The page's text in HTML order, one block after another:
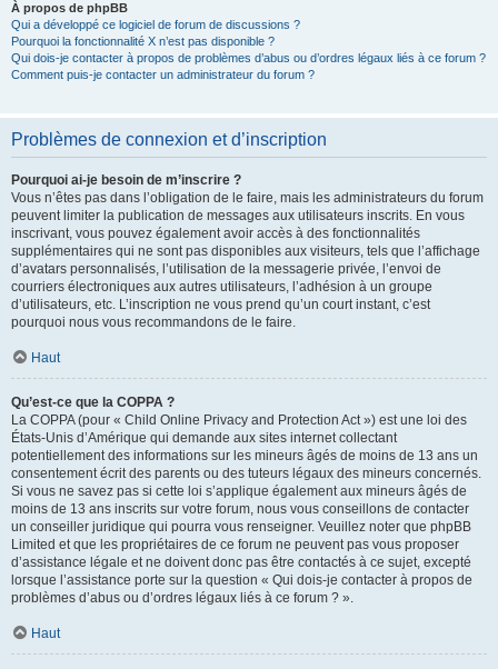
À propos de phpBB
Qui a développé ce logiciel de forum de discussions ?
Pourquoi la fonctionnalité X n’est pas disponible ?
Qui dois-je contacter à propos de problèmes d’abus ou d’ordres légaux liés à ce forum ?
Comment puis-je contacter un administrateur du forum ?
Problèmes de connexion et d’inscription
Pourquoi ai-je besoin de m’inscrire ?
Vous n’êtes pas dans l’obligation de le faire, mais les administrateurs du forum
peuvent limiter la publication de messages aux utilisateurs inscrits. En vous
inscrivant, vous pouvez également avoir accès à des fonctionnalités
supplémentaires qui ne sont pas disponibles aux visiteurs, tels que l’affichage
d’avatars personnalisés, l’utilisation de la messagerie privée, l’envoi de
courriers électroniques aux autres utilisateurs, l’adhésion à un groupe
d’utilisateurs, etc. L’inscription ne vous prend qu’un court instant, c’est
pourquoi nous vous recommandons de le faire.
Haut
Qu’est-ce que la COPPA ?
La COPPA (pour « Child Online Privacy and Protection Act ») est une loi des
États-Unis d’Amérique qui demande aux sites internet collectant
potentiellement des informations sur les mineurs âgés de moins de 13 ans un
consentement écrit des parents ou des tuteurs légaux des mineurs concernés.
Si vous ne savez pas si cette loi s’applique également aux mineurs âgés de
moins de 13 ans inscrits sur votre forum, nous vous conseillons de contacter
un conseiller juridique qui pourra vous renseigner. Veuillez noter que phpBB
Limited et que les propriétaires de ce forum ne peuvent pas vous proposer
d’assistance légale et ne doivent donc pas être contactés à ce sujet, excepté
lorsque l’assistance porte sur la question « Qui dois-je contacter à propos de
problèmes d’abus ou d’ordres légaux liés à ce forum ? ».
Haut